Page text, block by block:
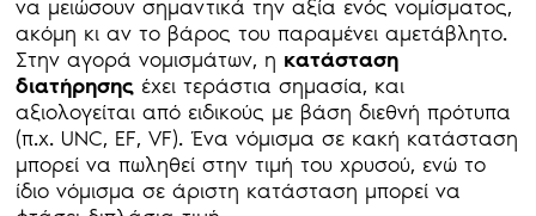
να μειώσουν σημαντικά την αξία ενός νομίσματος,
ακόμη κι αν το βάρος του παραμένει αμετάβλητο.
Στην αγορά νομισμάτων, η κατάσταση
διατήρησης έχει τεράστια σημασία, και
αξιολογείται από ειδικούς με βάση διεθνή πρότυπα
(π.χ. UNC, EF, VF). Ένα νόμισμα σε κακή κατάσταση
μπορεί να πωληθεί στην τιμή του χρυσού, ενώ το
ίδιο νόμισμα σε άριστη κατάσταση μπορεί να